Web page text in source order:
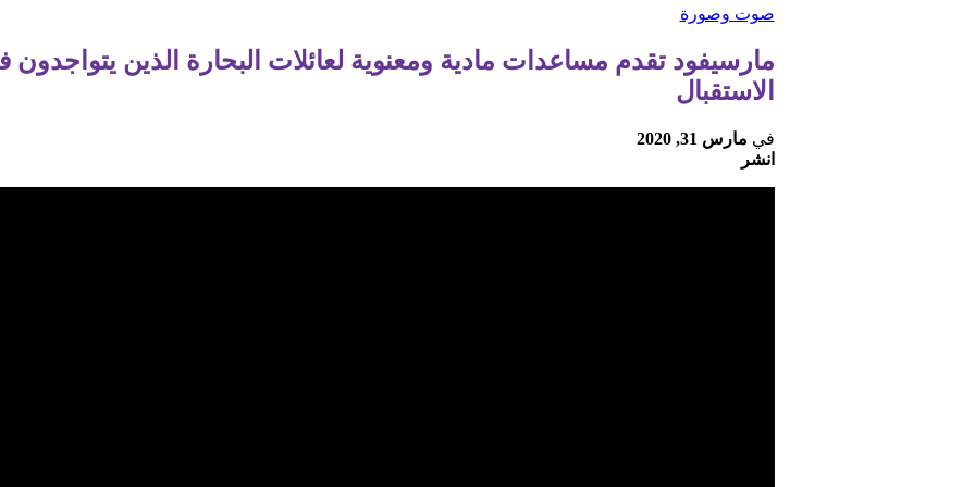
صوت وصورة
مارسيفود تقدم مساعدات مادية ومعنوية لعائلات البحارة الذين
الاستقبال
في مارس 31, 2020
انشر